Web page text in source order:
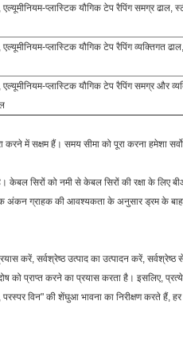
प्लास्टिक यौगिक टेप रैपिंग समग्र ढाल,
प्लास्टिक यौगिक टेप रैपिंग व्यक्तिगत
प्लास्टिक यौगिक टेप रैपिंग समग्र और
में सक्षम हैं। समय सीमा को पूरा करना हमेशा
सिरों को नमी से केबल सिरों की रक्षा के लिए
अंकन ग्राहक की आवश्यकता के अनुसार ड्रम के
करें, सर्वश्रेष्ठ उत्पाद का उत्पादन करें, सर्वश्रेष्ठ
को प्राप्त करने का प्रयास करता है। इसलिए,
विन" की शेंघुआ भावना का निरीक्षण करते हैं,